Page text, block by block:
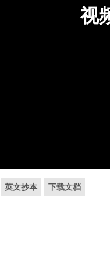
英文抄本 下载文档